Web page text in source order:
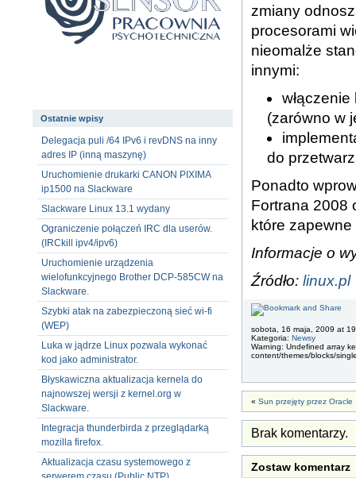
zmiany
procesorami
nieomalże
innymi:
(zarówno w
do
Ponadto
Fortrana 2008
które
Informacje o
Źródło: linux.pl
sobota, 16 maja, 2009 at
Kategoria: Newsy
Warning: Undefined array
content/themes/blocks/
« Sun przejęty przez Oracle
Brak komentarzy.
Zostaw komentarz
Ostatnie wpisy
Delegacja puli /64 IPv6 i revDNS na inny
adres IP (inną maszynę)
Uruchomienie drukarki CANON PIXIMA
ip1500 na Slackware
Slackware Linux 13.1 wydany
Ograniczenie połączeń IRC dla userów.
(IRCkill ipv4/ipv6)
Uruchomienie urządzenia
wielofunkcyjnego Brother DCP-585CW na
Slackware.
Szybki atak na zabezpieczoną sieć wi-fi
(WEP)
Luka w jądrze Linux pozwala wykonać
kod jako administrator.
Błyskawiczna aktualizacja kernela do
najnowszej wersji z kernel.org w
Slackware.
Integracja thunderbirda z przeglądarką
mozilla firefox.
Aktualizacja czasu systemowego z